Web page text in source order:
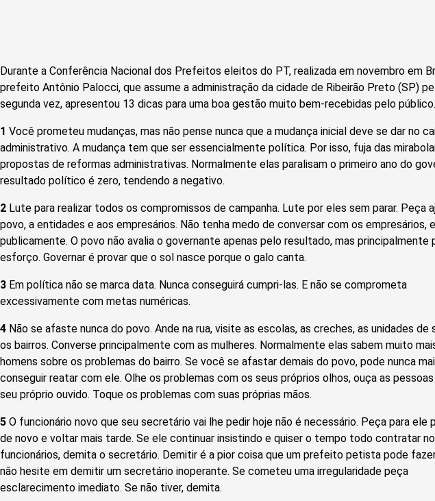
Durante a Conferência Nacional dos Prefeitos eleitos do PT, realizada em novembro em
prefeito Antônio Palocci, que assume a administração da cidade de Ribeirão Preto (SP)
segunda vez, apresentou 13 dicas para uma boa gestão muito bem-recebidas pelo público.
1 Você prometeu mudanças, mas não pense nunca que a mudança inicial deve se dar no
administrativo. A mudança tem que ser essencialmente política. Por isso, fuja das
propostas de reformas administrativas. Normalmente elas paralisam o primeiro ano do
resultado político é zero, tendendo a negativo.
2 Lute para realizar todos os compromissos de campanha. Lute por eles sem parar. Peça
povo, a entidades e aos empresários. Não tenha medo de conversar com os empresários,
publicamente. O povo não avalia o governante apenas pelo resultado, mas principalmente
esforço. Governar é provar que o sol nasce porque o galo canta.
3 Em política não se marca data. Nunca conseguirá cumpri-las. E não se comprometa
excessivamente com metas numéricas.
4 Não se afaste nunca do povo. Ande na rua, visite as escolas, as creches, as unidades de
os bairros. Converse principalmente com as mulheres. Normalmente elas sabem muito
homens sobre os problemas do bairro. Se você se afastar demais do povo, pode nunca
conseguir reatar com ele. Olhe os problemas com os seus próprios olhos, ouça as
seu próprio ouvido. Toque os problemas com suas próprias mãos.
5 O funcionário novo que seu secretário vai lhe pedir hoje não é necessário. Peça para ele
de novo e voltar mais tarde. Se ele continuar insistindo e quiser o tempo todo contratar
funcionários, demita o secretário. Demitir é a pior coisa que um prefeito petista pode
não hesite em demitir um secretário inoperante. Se cometeu uma irregularidade peça
esclarecimento imediato. Se não tiver, demita.